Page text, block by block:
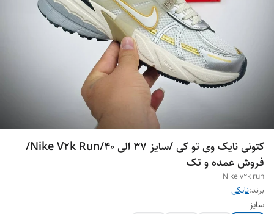
کتونی نایک وی تو کی /سایز 37 الی 40/Nike V2k Run/
فروش عمده و تک
Nike v2k run
برند:نایکی
سایز